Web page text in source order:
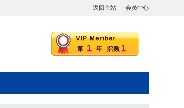
返回主站 会员中心
1 1